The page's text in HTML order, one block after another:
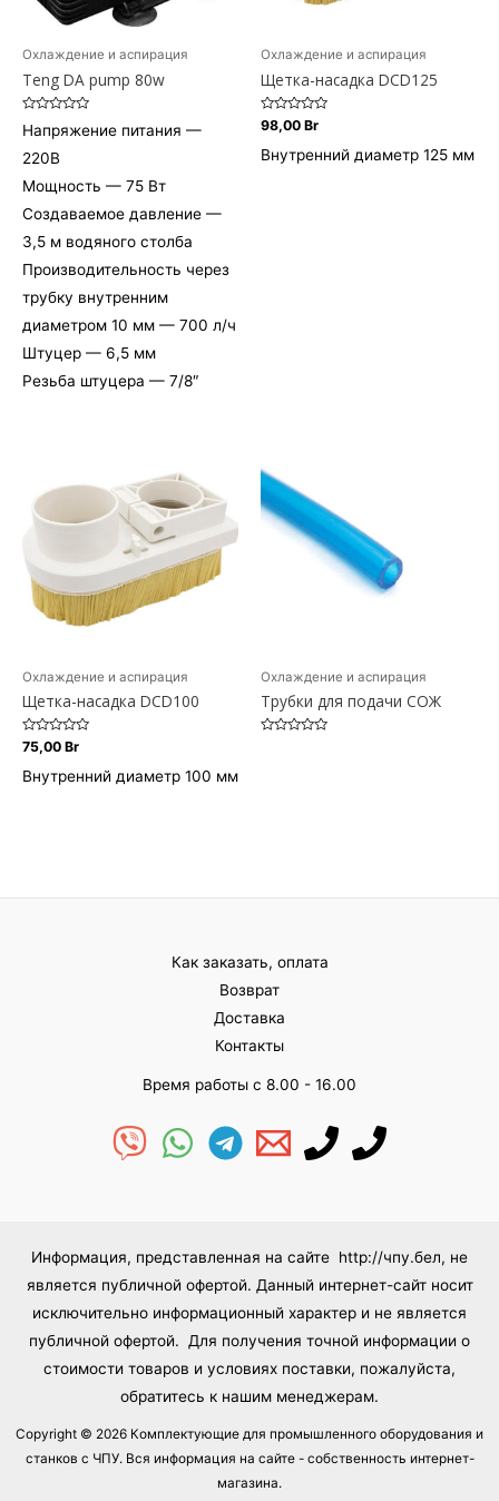
Охлаждение и аспирация
Teng DA pump 80w
Оценка
0
5
Напряжение питания —
220В
Мощность — 75 Вт
Создаваемое давление —
3,5 м водяного столба
Производительность через
трубку внутренним
диаметром 10 мм — 700 л/ч
Штуцер — 6,5 мм
Резьба штуцера — 7/8″
Охлаждение и аспирация
Щетка-насадка DCD125
Оценка
0
из
5
98,00 Br
Внутренний диаметр 125 мм
Охлаждение и аспирация
Щетка-насадка DCD100
Оценка
0
из
5
75,00 Br
Внутренний диаметр 100 мм
Охлаждение и аспирация
Трубки для подачи СОЖ
Как заказать, оплата
Возврат
Доставка
Контакты
Время работы с 8.00 - 16.00
Информация, представленная на сайте http://чпу.бел, не
является публичной офертой. Данный интернет-сайт носит
исключительно информационный характер и не является
публичной офертой. Для получения точной информации о
стоимости товаров и условиях поставки, пожалуйста,
обратитесь к нашим менеджерам.
Copyright © 2026 Комплектующие для промышленного оборудования и
станков с ЧПУ. Вся информация на сайте - собственность интернет-
магазина.